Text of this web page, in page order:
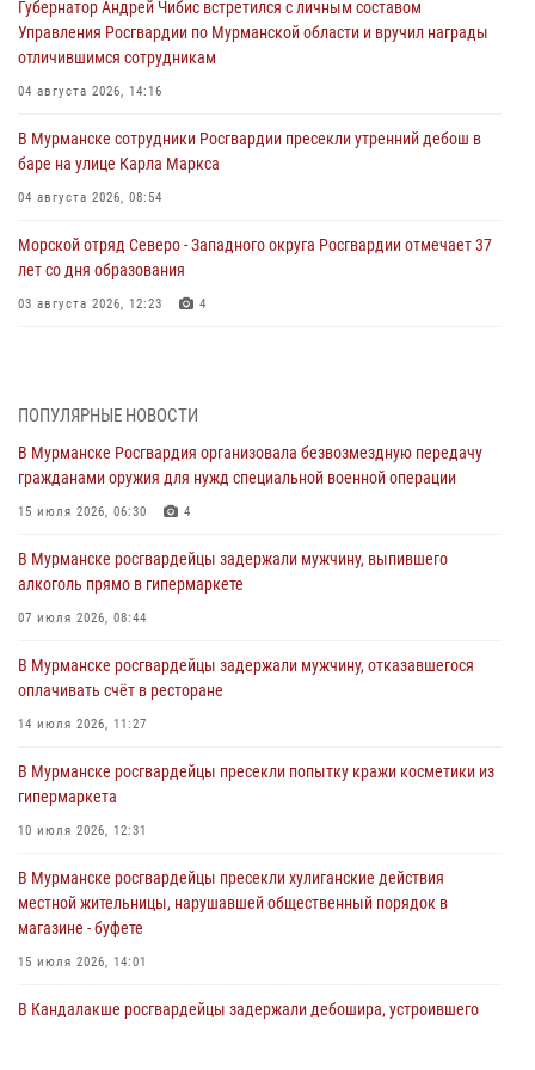
Губернатор Андрей Чибис встретился с личным составом
Управления Росгвардии по Мурманской области и вручил награды
отличившимся сотрудникам
04 августа 2026, 14:16
В Мурманске сотрудники Росгвардии пресекли утренний дебош в
баре на улице Карла Маркса
04 августа 2026, 08:54
Морской отряд Северо - Западного округа Росгвардии отмечает 37
лет со дня образования
03 августа 2026, 12:23 4
Сотрудники Росгвардии провели инструктаж по
антитеррористической защищенности для членов избирательных
31 июля 2026, 08:48 3
Сотрудники Росгвардии задержали мужчину, не оплатившего счет в
30 июля 2026, 14:09
В Управлении Росгвардии по Мурманской области прошло пожарно-
30 июля 2026, 14:05
В Управлении Росгвардии по Мурманской области состоялось
равноапостольного великого князя Владимира
29 июля 2026, 12:17 4
ПОПУЛЯРНЫЕ НОВОСТИ
В Мурманске Росгвардия организовала безвозмездную передачу
гражданами оружия для нужд специальной военной операции
15 июля 2026, 06:30 4
В Мурманске росгвардейцы задержали мужчину, выпившего
алкоголь прямо в гипермаркете
07 июля 2026, 08:44
В Мурманске росгвардейцы задержали мужчину, отказавшегося
оплачивать счёт в ресторане
14 июля 2026, 11:27
В Мурманске росгвардейцы пресекли попытку кражи косметики из
гипермаркета
10 июля 2026, 12:31
В Мурманске росгвардейцы пресекли хулиганские действия
местной жительницы, нарушавшей общественный порядок в
магазине - буфете
15 июля 2026, 14:01
В Кандалакше росгвардейцы задержали дебошира, устроившего